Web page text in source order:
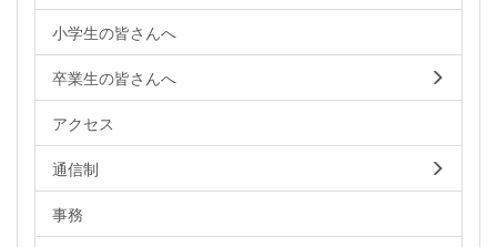
小学生の皆さんへ
卒業生の皆さんへ
アクセス
通信制
事務